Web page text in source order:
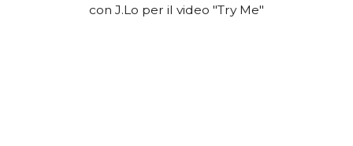
con J.Lo per il video "Try Me"